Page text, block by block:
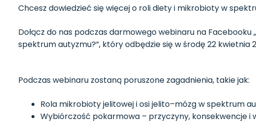
Chcesz dowiedzieć się więcej o roli diety i mikrobioty w
Dołącz do nas podczas darmowego webinaru na Facebooku
spektrum autyzmu?”, który odbędzie się w środę 22 kwietnia
Podczas webinaru zostaną poruszone zagadnienia, takie jak:
Rola mikrobioty jelitowej i osi jelito–mózg w spektrum
Wybiórczość pokarmowa – przyczyny, konsekwencje i